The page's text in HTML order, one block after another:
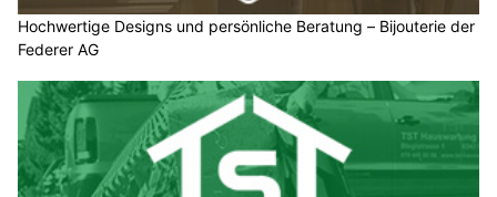
Hochwertige Designs und persönliche Beratung – Bijouterie der
Federer AG